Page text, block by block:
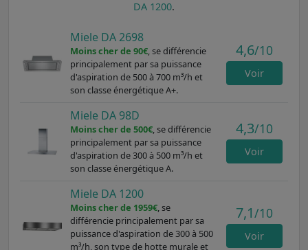
DA 1200.
Miele DA 2698
Moins cher de 90€, se différencie
principalement par sa puissance
d'aspiration de 500 à 700 m³/h et
son classe énergétique A+.
4,6/10
Voir
Miele DA 98D
Moins cher de 500€, se différencie
principalement par sa puissance
d'aspiration de 300 à 500 m³/h et
son classe énergétique A.
4,3/10
Voir
Miele DA 1200
Moins cher de 1959€, se
différencie principalement par sa
puissance d'aspiration de 300 à 500
m³/h, son type de hotte murale et
7,1/10
Voir